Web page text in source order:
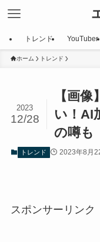
トレンド YouTuber
ホーム トレンド
【画
い！AI
の噂も
2023
12/28
トレンド 2023年8月
スポンサーリンク